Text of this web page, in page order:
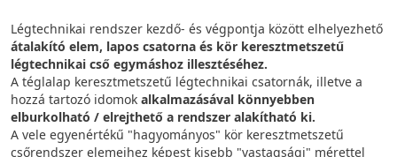
Légtechnikai rendszer kezdő- és végpontja között elhelyezhető
átalakító elem, lapos csatorna és kör keresztmetszetű
légtechnikai cső egymáshoz illesztéséhez.
A téglalap keresztmetszetű légtechnikai csatornák, illetve a
hozzá tartozó idomok alkalmazásával könnyebben
elburkolható / elrejthető a rendszer alakítható ki.
A vele egyenértékű "hagyományos" kör keresztmetszetű
csőrendszer elemeihez képest kisebb "vastagsági" mérettel